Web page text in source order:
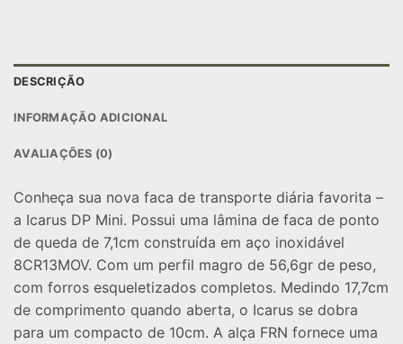
DESCRIÇÃO
INFORMAÇÃO ADICIONAL
AVALIAÇÕES (0)
Conheça sua nova faca de transporte diária favorita –
a Icarus DP Mini. Possui uma lâmina de faca de ponto
de queda de 7,1cm construída em aço inoxidável
8CR13MOV. Com um perfil magro de 56,6gr de peso,
com forros esqueletizados completos. Medindo 17,7cm
de comprimento quando aberta, o Icarus se dobra
para um compacto de 10cm. A alça FRN fornece uma